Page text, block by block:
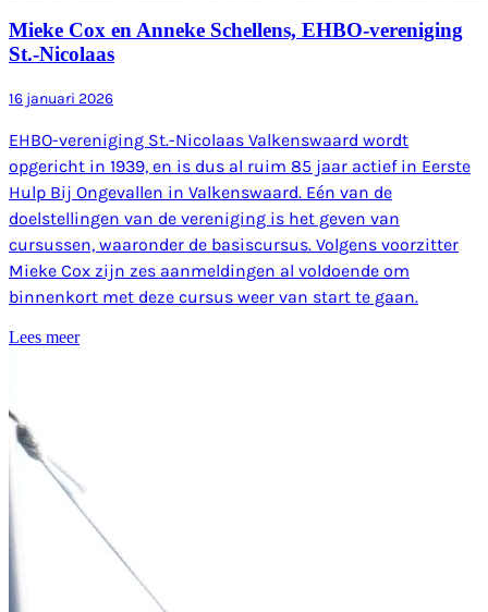
Mieke Cox en Anneke Schellens, EHBO-vereniging
St.-Nicolaas
16 januari 2026
EHBO-vereniging St.-Nicolaas Valkenswaard wordt
opgericht in 1939, en is dus al ruim 85 jaar actief in Eerste
Hulp Bij Ongevallen in Valkenswaard. Eén van de
doelstellingen van de vereniging is het geven van
cursussen, waaronder de basiscursus. Volgens voorzitter
Mieke Cox zijn zes aanmeldingen al voldoende om
binnenkort met deze cursus weer van start te gaan.
Lees meer